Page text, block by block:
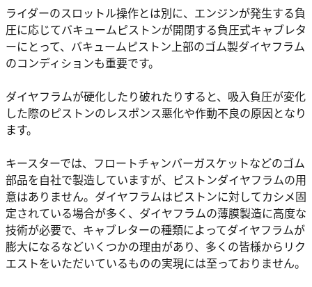
ライダーのスロットル操作とは別に、エンジンが発生する負
圧に応じてバキュームピストンが開閉する負圧式キャブレタ
ーにとって、バキュームピストン上部のゴム製ダイヤフラム
のコンディションも重要です。
ダイヤフラムが硬化したり破れたりすると、吸入負圧が変化
した際のピストンのレスポンス悪化や作動不良の原因となり
ます。
キースターでは、フロートチャンバーガスケットなどのゴム
部品を自社で製造していますが、ピストンダイヤフラムの用
意はありません。ダイヤフラムはピストンに対してカシメ固
定されている場合が多く、ダイヤフラムの薄膜製造に高度な
技術が必要で、キャブレターの種類によってダイヤフラムが
膨大になるなどいくつかの理由があり、多くの皆様からリク
エストをいただいているものの実現には至っておりません。